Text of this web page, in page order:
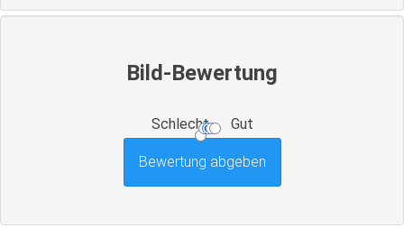
Bild-Bewertung
Schlecht Gut